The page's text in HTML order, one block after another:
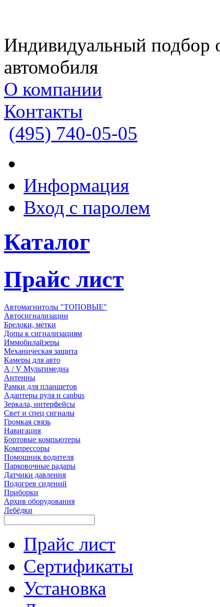
Индивидуальный подбор
автомобиля
О компании
Контакты
(495) 740-05-05
Информация
Вход с паролем
Каталог
Прайс лист
Автомагнитолы "ТОПОВЫЕ"
Автосигнализации
Брелоки, метки
Допы к сигнализациям
Иммобилайзеры
Механическая защита
Камеры для авто
А / V Мультимедиа
Антенны
Рамки для планшетов
Адаптеры руля и canbus
Зеркала, интерфейсы
Свет и спец сигналы
Громкая связь
Навигация
Бортовые компьютеры
Компрессоры
Помошник водителя
Парковочные радары
Датчики давления
Подогрев сидений
Приборки
Архив оборудования
Лебёдки
Прайс лист
Сертификаты
Установка